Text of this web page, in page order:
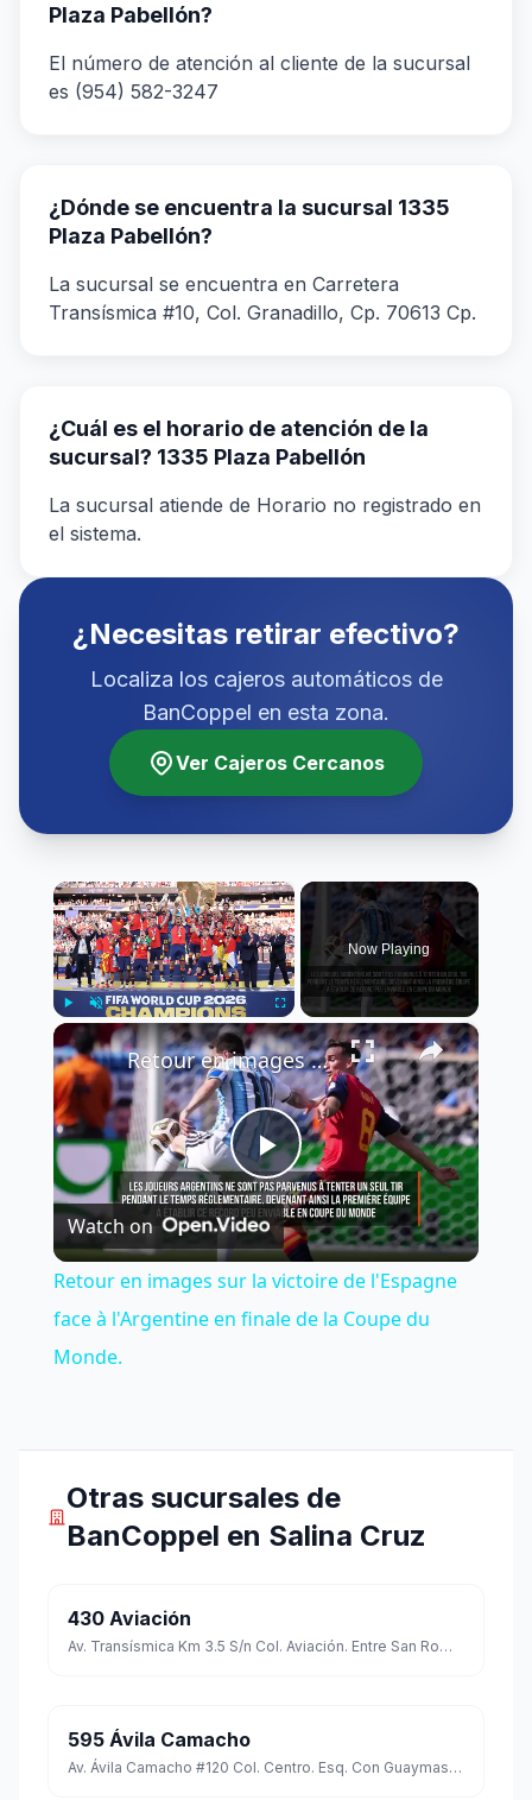
Plaza Pabellón?
El número de atención al cliente de la sucursal
es (954) 582-3247
¿Dónde se encuentra la sucursal 1335
Plaza Pabellón?
La sucursal se encuentra en Carretera
Transísmica #10, Col. Granadillo, Cp. 70613 Cp.
¿Cuál es el horario de atención de la
sucursal? 1335 Plaza Pabellón
La sucursal atiende de Horario no registrado en
el sistema.
¿Necesitas retirar efectivo?
Localiza los cajeros automáticos de
BanCoppel en esta zona.
Ver Cajeros Cercanos
×
Play Unmute Fullscreen
Now Playing
×
Play
Video
Retour en images sur la victoire de l'Espagne face à l'Argentine en finale de la Coupe du Monde.
Watch on
Retour en images sur la victoire de l'Espagne
face à l'Argentine en finale de la Coupe du
Monde.
Otras sucursales de
BanCoppel en Salina Cruz
430 Aviación
Av. Transísmica Km 3.5 S/n Col. Aviación. Entre San Román Y Puerto Del Aire C.p. 70610
595 Ávila Camacho
Av. Ávila Camacho #120 Col. Centro. Esq. Con Guaymas C.p. 76000